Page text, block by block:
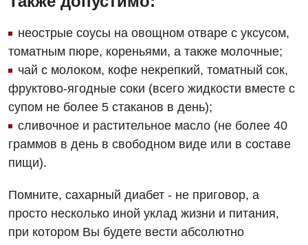
Детская кардиоревматология
Детская неврология
Детская ортопедия и травматология
Детская оториноларингология
Детская офтальмология
Детская хирургия
Детская эндокринология
неострые соусы на овощном отваре с уксусом,
томатным пюре, кореньями, а также молочные;
чай с молоком, кофе некрепкий, томатный сок,
фруктово-ягодные соки (всего жидкости вместе с
супом не более 5 стаканов в день);
сливочное и растительное масло (не более 40
граммов в день в свободном виде или в составе
пищи).
Помните, сахарный диабет - не приговор, а
просто несколько иной уклад жизни и питания,
при котором Вы будете вести абсолютно